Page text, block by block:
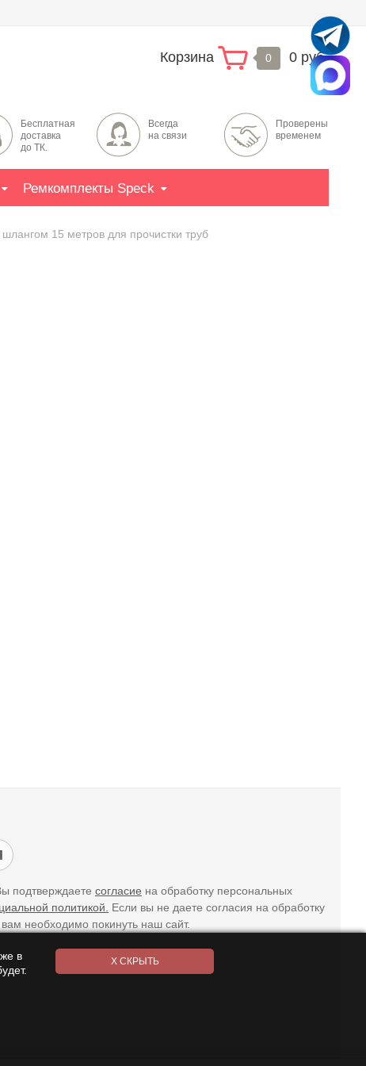
Корзина 0 0 руб.
Бесплатная
доставка
до ТК.
Всегда
на связи
Проверены
временем
Ремкомплекты Speck
15 метров для прочистки труб
подтверждаете согласие на обработку персональных
политикой.
Если вы не даете согласия на обработку
необходимо покинуть наш сайт.
в